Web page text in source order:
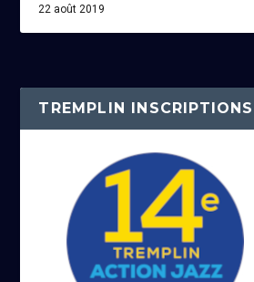
22 août 2019
TREMPLIN INSCRIPTIONS